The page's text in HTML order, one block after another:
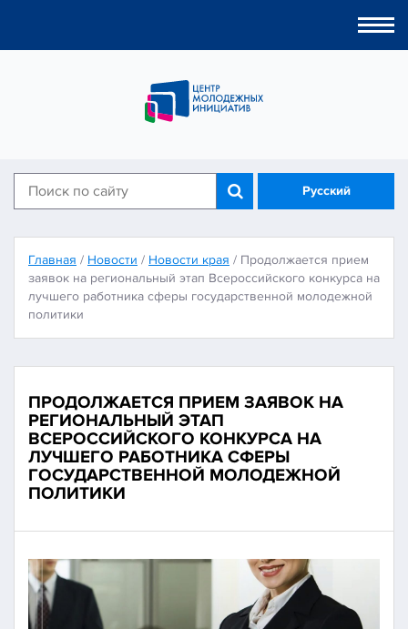
Русский
Главная / Новости / Новости края / Продолжается прием
заявок на региональный этап Всероссийского конкурса на
лучшего работника сферы государственной молодежной
политики
ПРОДОЛЖАЕТСЯ ПРИЕМ ЗАЯВОК НА
РЕГИОНАЛЬНЫЙ ЭТАП
ВСЕРОССИЙСКОГО КОНКУРСА НА
ЛУЧШЕГО РАБОТНИКА СФЕРЫ
ГОСУДАРСТВЕННОЙ МОЛОДЕЖНОЙ
ПОЛИТИКИ